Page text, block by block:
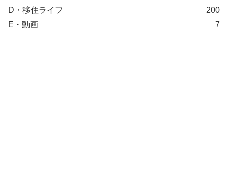
D・移住ライフ
200
E・動画
7